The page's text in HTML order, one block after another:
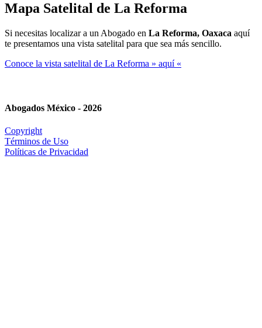
Mapa Satelital de La Reforma
Si necesitas localizar a un Abogado en La Reforma, Oaxaca aquí
te presentamos una vista satelital para que sea más sencillo.
Conoce la vista satelital de La Reforma » aquí «
Abogados México - 2026
Copyright
Términos de Uso
Políticas de Privacidad